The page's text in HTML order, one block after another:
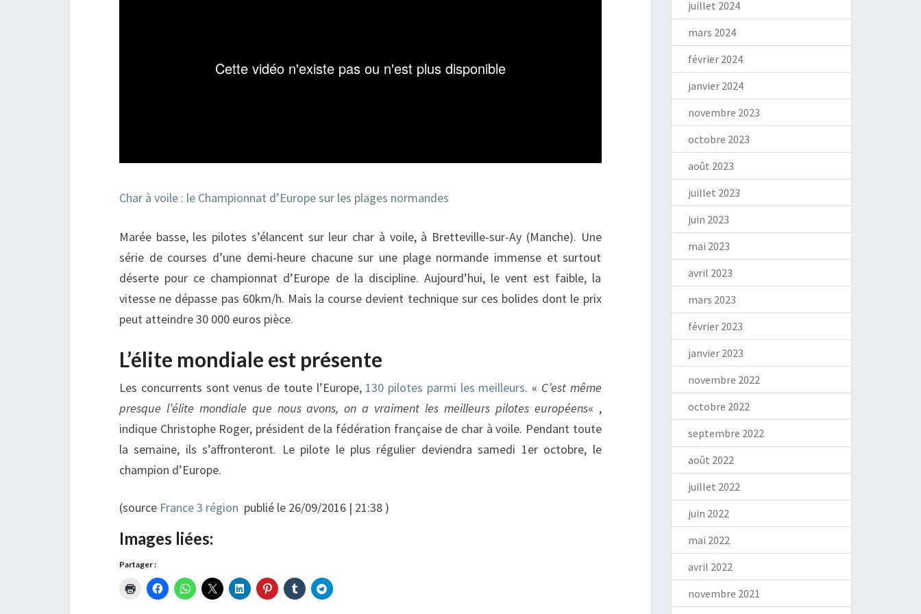
Char à voile : le Championnat d’Europe sur les plages normandes
Marée basse, les pilotes s’élancent sur leur char à voile, à Bretteville-sur-Ay (Manche). Une
série de courses d’une demi-heure chacune sur une plage normande immense et surtout
déserte pour ce championnat d’Europe de la discipline. Aujourd’hui, le vent est faible, la
vitesse ne dépasse pas 60km/h. Mais la course devient technique sur ces bolides dont le prix
peut atteindre 30 000 euros pièce.
L’élite mondiale est présente
Les concurrents sont venus de toute l’Europe, 130 pilotes parmi les meilleurs. « C’est même
presque l’élite mondiale que nous avons, on a vraiment les meilleurs pilotes européens« ,
indique Christophe Roger, président de la fédération française de char à voile. Pendant toute
la semaine, ils s’affronteront. Le pilote le plus régulier deviendra samedi 1er octobre, le
champion d’Europe.
(source France 3 région publié le 26/09/2016 | 21:38 )
Images liées:
Partager :
juillet 2024
mars 2024
février 2024
janvier 2024
novembre 2023
octobre 2023
août 2023
juillet 2023
juin 2023
mai 2023
avril 2023
mars 2023
février 2023
janvier 2023
novembre 2022
octobre 2022
septembre 2022
août 2022
juillet 2022
juin 2022
mai 2022
avril 2022
novembre 2021